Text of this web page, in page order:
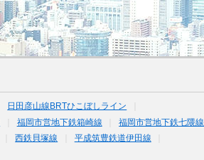
日田彦山線BRTひこぼしライン
福岡市営地下鉄箱崎線
福岡市営地下鉄七隈線
西鉄貝塚線
平成筑豊鉄道伊田線